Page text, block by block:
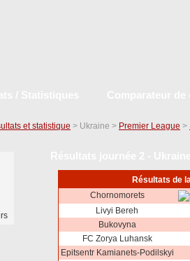
et statistique > Ukraine > Premier League >
Résultats de
Chornomorets
Livyi Bereh
Bukovyna
FC Zorya Luhansk
Epitsentr Kamianets-Podilskyi